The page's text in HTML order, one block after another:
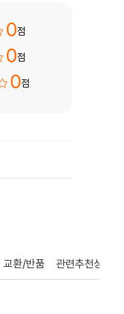
0점
0점
0점
교환/반품 관련추천상품